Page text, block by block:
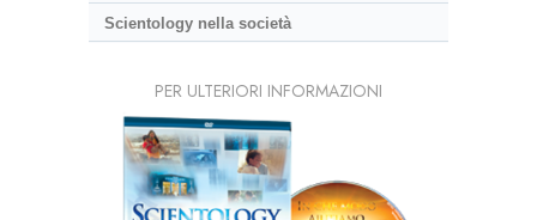
Scientology nella società
PER ULTERIORI INFORMAZIONI